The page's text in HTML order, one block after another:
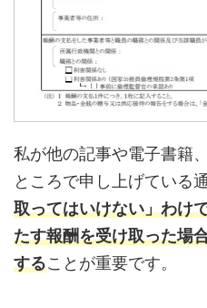
私が他の記事や電子書籍
ところで申し上げている
取ってはいけない」わけ
たす報酬を受け取った場
することが重要です。